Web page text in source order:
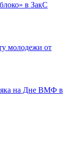
в ЗакС
молодежи от
на Дне ВМФ в